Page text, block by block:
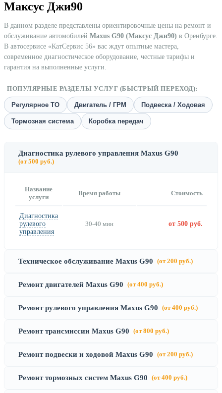
Максус Джи90
В данном разделе представлены ориентировочные цены на ремонт и
обслуживание автомобилей Maxus G90 (Максус Джи90) в Оренбурге.
В автосервисе «КатСервис 56» вас ждут опытные мастера,
современное диагностическое оборудование, честные тарифы и
гарантия на выполненные услуги.
ПОПУЛЯРНЫЕ РАЗДЕЛЫ УСЛУГ (БЫСТРЫЙ ПЕРЕХОД):
Регулярное ТО Двигатель / ГРМ Подвеска / Ходовая
Тормозная система Коробка передач
Диагностика рулевого управления Maxus G90
(от 500 руб.)
Название
услуги
Время работы Стоимость
Диагностика
рулевого
управления
30-40 мин от 500 руб.
Техническое обслуживание Maxus G90 (от 200 руб.)
Ремонт двигателей Maxus G90 (от 400 руб.)
Ремонт рулевого управления Maxus G90 (от 400 руб.)
Ремонт трансмиссии Maxus G90 (от 800 руб.)
Ремонт подвески и ходовой Maxus G90 (от 200 руб.)
Ремонт тормозных систем Maxus G90 (от 400 руб.)